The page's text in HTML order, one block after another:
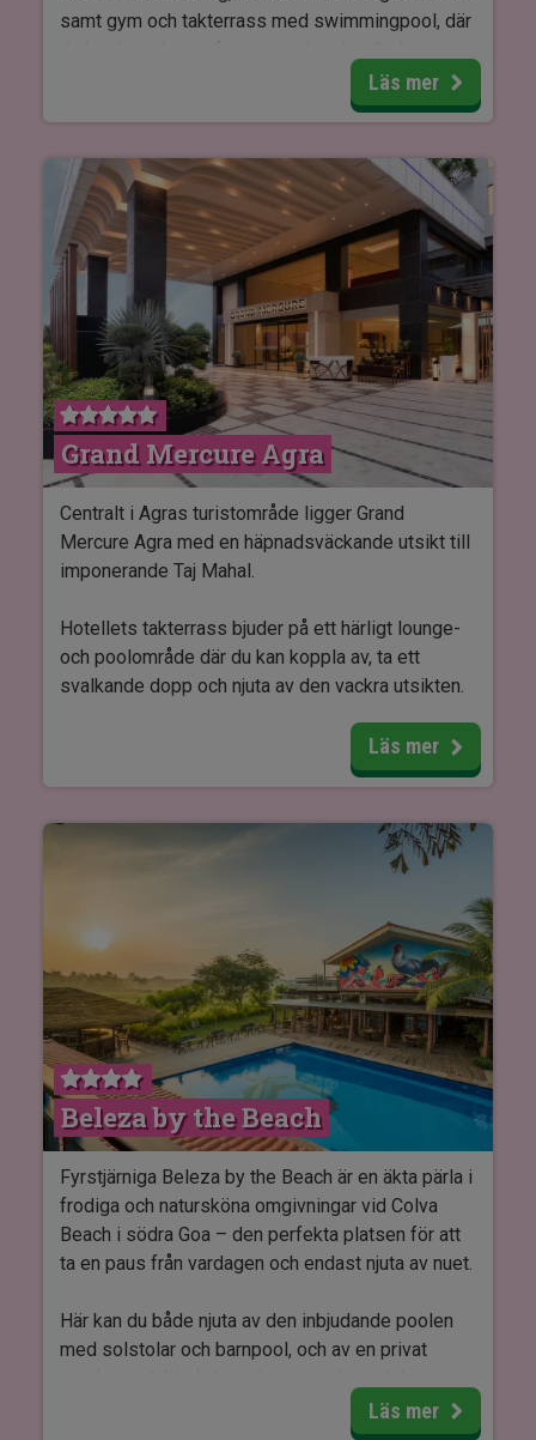
samt gym och takterrass med swimmingpool, där
Rummen är inredda med golv-till-tak-fönster med
härligt, modernt badrum. På rummen hittar du även
tv, wifi, minibar samt vattenkokare till te och kaffe.
Zone by the Park är ett härligt hotell som är den
perfekta basen för många fina upplevelser i
Jaipur.
Läs mer
Grand Mercure Agra
Centralt i Agras turistområde ligger Grand
Mercure Agra med en häpnadsväckande utsikt till
imponerande Taj Mahal.
Hotellets takterrass bjuder på ett härligt lounge-
och poolområde där du kan koppla av, ta ett
svalkande dopp och njuta av den vackra utsikten.
Hotellet har dessutom tre restauranger, gym och
en spaavdelning där man kan skämma bort både
Alla rummen på Grand Mercure Agra är smakfullt
Läs mer
Beleza by the Beach
Fyrstjärniga Beleza by the Beach är en äkta pärla i
frodiga och natursköna omgivningar vid Colva
Beach i södra Goa – den perfekta platsen för att
ta en paus från vardagen och endast njuta av nuet.
Här kan du både njuta av den inbjudande poolen
med solstolar och barnpool, och av en privat
Läs mer